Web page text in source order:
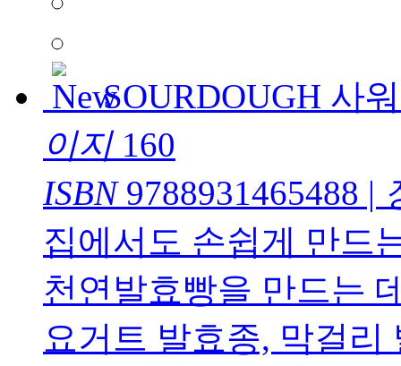
SOURDOUGH 사
이지160
ISBN9788931465488 |
집에서도 손쉽게 만드
천연발효빵을 만드는
요거트 발효종, 막걸